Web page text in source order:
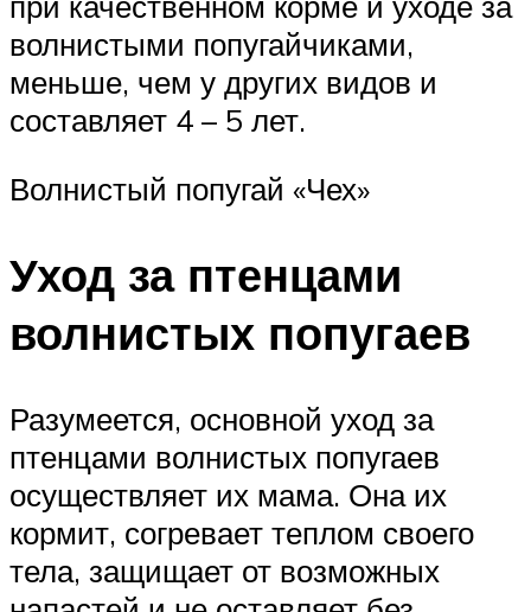
волнистыми попугайчиками,
меньше, чем у других видов и
составляет 4 – 5 лет.
Волнистый попугай «Чех»
Уход за птенцами
волнистых попугаев
Разумеется, основной уход за
птенцами волнистых попугаев
осуществляет их мама. Она их
кормит, согревает теплом своего
тела, защищает от возможных